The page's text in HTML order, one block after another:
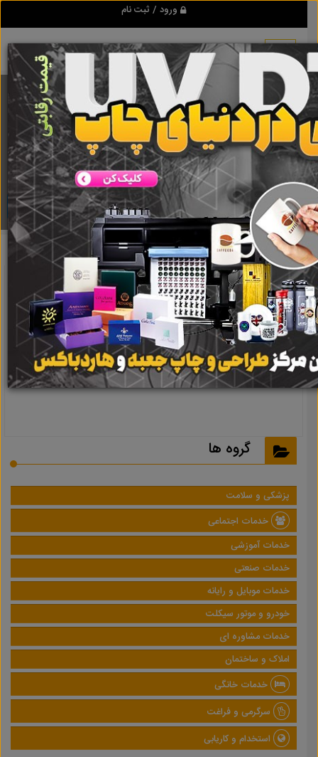
ورود / ثبت نام
برنامه اندروید تبلیغ شو
مرجع نیازمندیها و تبلیغات اینترنتی
دانلود
نتیجه ای یافت نشد
گروه ها
پزشکی و سلامت
خدمات اجتماعی
خدمات آموزشی
خدمات صنعتی
خدمات موبایل و رایانه
خودرو و موتور سیکلت
خدمات مشاوره ای
املاک و ساختمان
خدمات خانگی
سرگرمی و فراغت
استخدام و کاریابی